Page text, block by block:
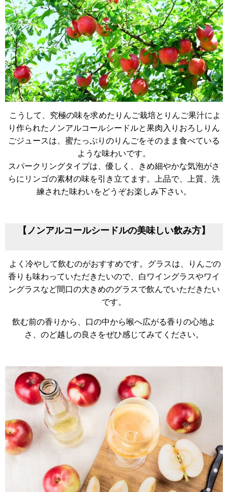
こうして、究極の味を求めたりんご栽培とりんご果汁によ
り作られたノンアルコールシードルと果肉入りおろしりん
ごジュースは、蜜たっぷりのりんごをそのまま食べている
ような味わいです。
スパークリングタイプは、優しく、きめ細やかな気泡がさ
らにリンゴの素材の味を引き立てます。上品で、上質、洗
練された味わいをどうぞお楽しみ下さい。
【ノンアルコールシードルの美味しい飲み方】
よく冷やして飲むのがおすすめです。グラスは、りんごの
香りも味わっていただきたいので、白ワイングラスやワイ
ングラスなど間口の大きめのグラスで飲んでいただきたい
です。
飲む前の香りから、口の中から喉へ広がる香りの心地よ
さ、のど越しの良さをぜひ感じてみてください。